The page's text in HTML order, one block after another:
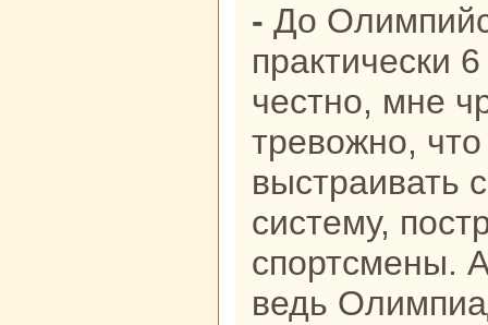
- До Олимпийских игр остаются
практически
честно, мне
тревожно,
выстраивать
систему,
спортсмены.
ведь